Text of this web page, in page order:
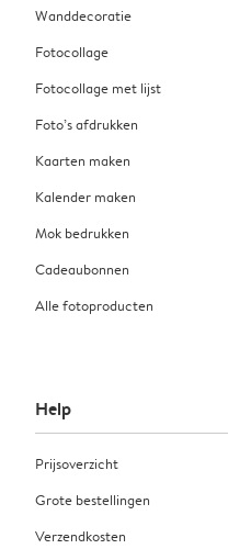
Wanddecoratie
Fotocollage
Fotocollage met lijst
Foto’s afdrukken
Kaarten maken
Kalender maken
Mok bedrukken
Cadeaubonnen
Alle fotoproducten
Help
Prijsoverzicht
Grote bestellingen
Verzendkosten